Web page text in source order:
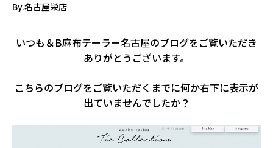
By.名古屋栄店
いつも＆B麻布テーラー名古屋のブログをご覧いただき
ありがとうございます。
こちらのブログをご覧いただくまでに何か右下に表示が
出ていませんでしたか？